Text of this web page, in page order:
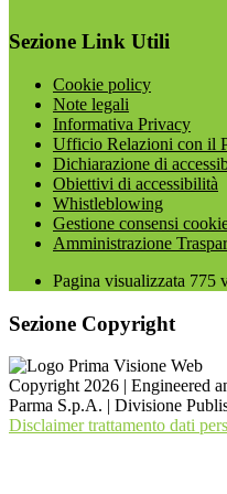
Sezione Link Utili
Cookie policy
Note legali
Informativa Privacy
Ufficio Relazioni con il
Dichiarazione di
Obiettivi di accessibilità
Whistleblowing
Gestione consensi
Amministrazione
Pagina visualizzata 775
Sezione Copyright
Copyright 2026 | Engineered
Parma S.p.A. | Divisione
Disclaimer trattamento dati